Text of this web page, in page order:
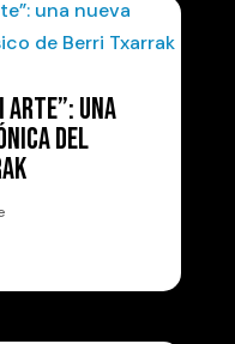
ARTE”: UNA
DEL